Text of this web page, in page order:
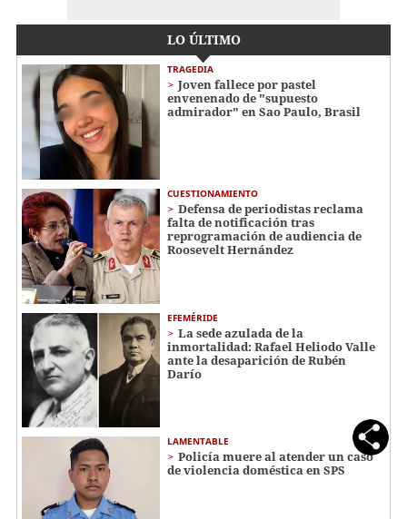
LO ÚLTIMO
TRAGEDIA
Joven fallece por pastel
envenenado de "supuesto
admirador" en Sao Paulo, Brasil
CUESTIONAMIENTO
Defensa de periodistas reclama
falta de notificación tras
reprogramación de audiencia de
Roosevelt Hernández
EFEMÉRIDE
La sede azulada de la
inmortalidad: Rafael Heliodo Valle
ante la desaparición de Rubén
Darío
LAMENTABLE
Policía muere al atender un caso
de violencia doméstica en SPS